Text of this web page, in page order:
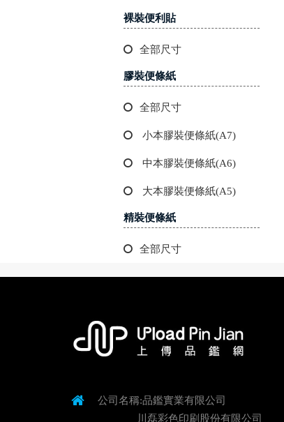
裸裝便利貼
全部尺寸
膠裝便條紙
全部尺寸
小本膠裝便條紙(A7)
中本膠裝便條紙(A6)
大本膠裝便條紙(A5)
精裝便條紙
全部尺寸
公司名稱:品鑑實業有限公司
川磊彩色印刷股份有限公司